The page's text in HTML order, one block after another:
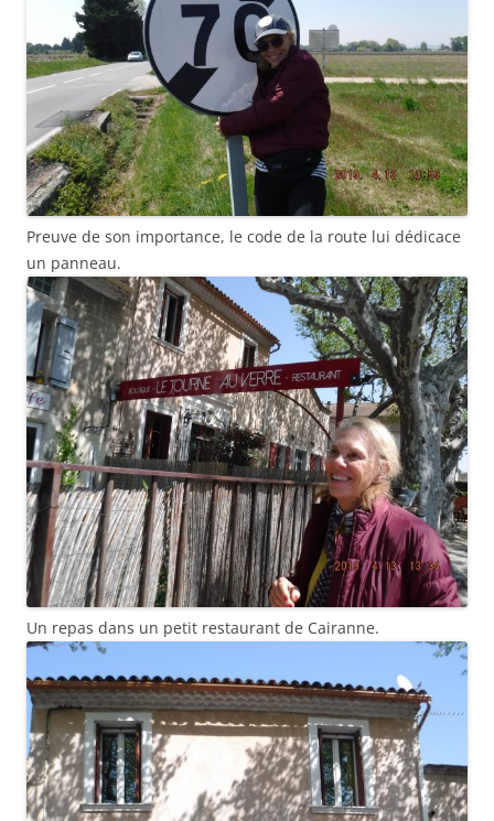
Preuve de son importance, le code de la route lui dédicace
un panneau.
Un repas dans un petit restaurant de Cairanne.